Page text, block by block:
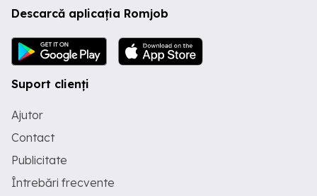
Descarcă aplicația Romjob
Suport clienți
Ajutor
Contact
Publicitate
Întrebări frecvente